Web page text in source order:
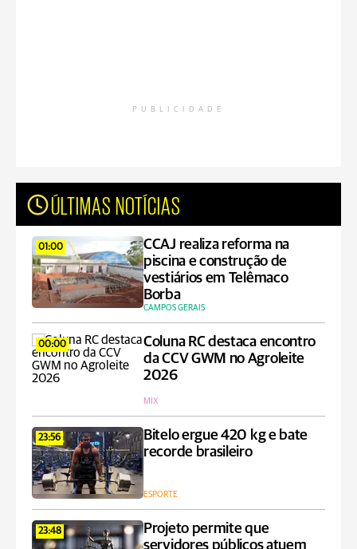
PUBLICIDADE
ÚLTIMAS NOTÍCIAS
01:00
CCAJ realiza reforma na
piscina e construção de
vestiários em Telêmaco
Borba
CAMPOS GERAIS
00:00
Coluna RC destaca encontro
da CCV GWM no Agroleite
2026
MIX
23:56
Bitelo ergue 420 kg e bate
recorde brasileiro
ESPORTE
23:48
Projeto permite que
servidores públicos atuem